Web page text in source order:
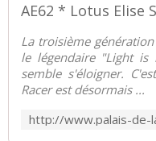
La troisième
le légendaire "Light is
semble s'éloigner.
Racer est désormais ...